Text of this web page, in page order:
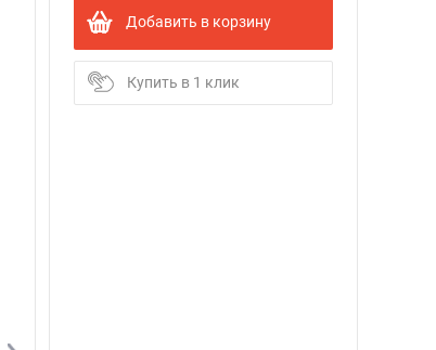
Добавить в корзину
Купить в 1 клик